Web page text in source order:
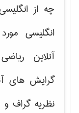
چه از
انگلیسی
آنلاین
گرایش های
نظریه گراف و